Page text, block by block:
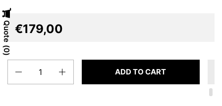
€179,00
ADD TO CART
Quote
0